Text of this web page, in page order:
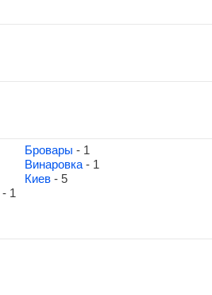
Бровары - 1
Винаровка - 1
Киев - 5
- 1